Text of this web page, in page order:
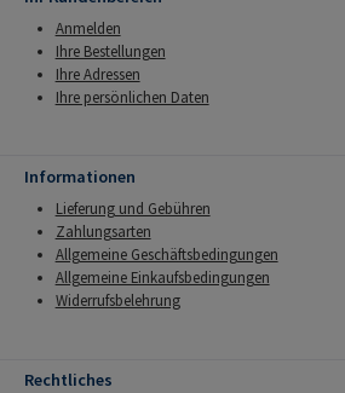
Anmelden
Ihre Bestellungen
Ihre Adressen
Ihre persönlichen Daten
Informationen
Lieferung und Gebühren
Zahlungsarten
Allgemeine Geschäftsbedingungen
Allgemeine Einkaufsbedingungen
Widerrufsbelehrung
Rechtliches